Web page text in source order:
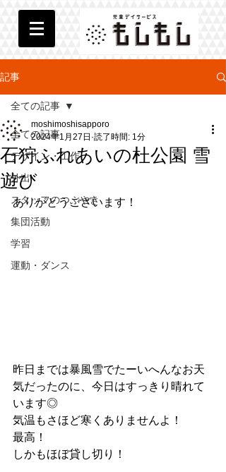
記事
全ての記事
デザイン・工作
外出
スタッフのつぶやき
集団活動
学習
運動・ダンス
全ての記事
石狩ふれあいの杜公園 雪
遊び
moshimoshisapporo
2024年1月27日 読了時間: 1分
ありがとうございます！
昨日までは暴風雪でたーいへんなお天
気だったのに、今日はすっきり晴れて
います◎
気温もさほど寒くありませんよ！
最高！
しかもほぼ貸し切り！